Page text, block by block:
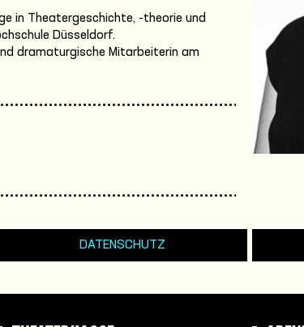
in Theatergeschichte, -theorie und
Düsseldorf.
dramaturgische Mitarbeiterin am
DATENSCHUTZ